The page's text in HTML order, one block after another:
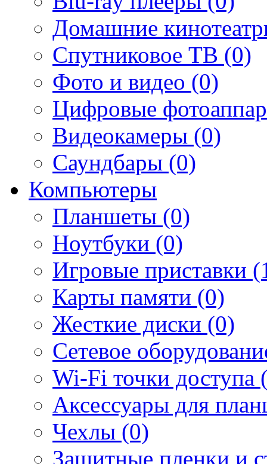
Домашние
Спутниковое ТВ (0)
Фото и видео (0)
Цифровые
Видеокамеры (0)
Саундбары (0)
Компьютеры
Планшеты (0)
Ноутбуки (0)
Игровые приставки
Карты памяти (0)
Жесткие диски (0)
Сетевое
Wi-Fi точки доступа
Аксессуары для
Чехлы (0)
Защитные пленки и